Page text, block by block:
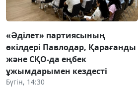
«Әділет» партиясының
өкілдері Павлодар, Қарағанды
және СҚО-да еңбек
ұжымдарымен кездесті
Бүгін, 14:30